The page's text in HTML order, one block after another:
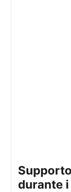
Supporto per Prince Harry
durante